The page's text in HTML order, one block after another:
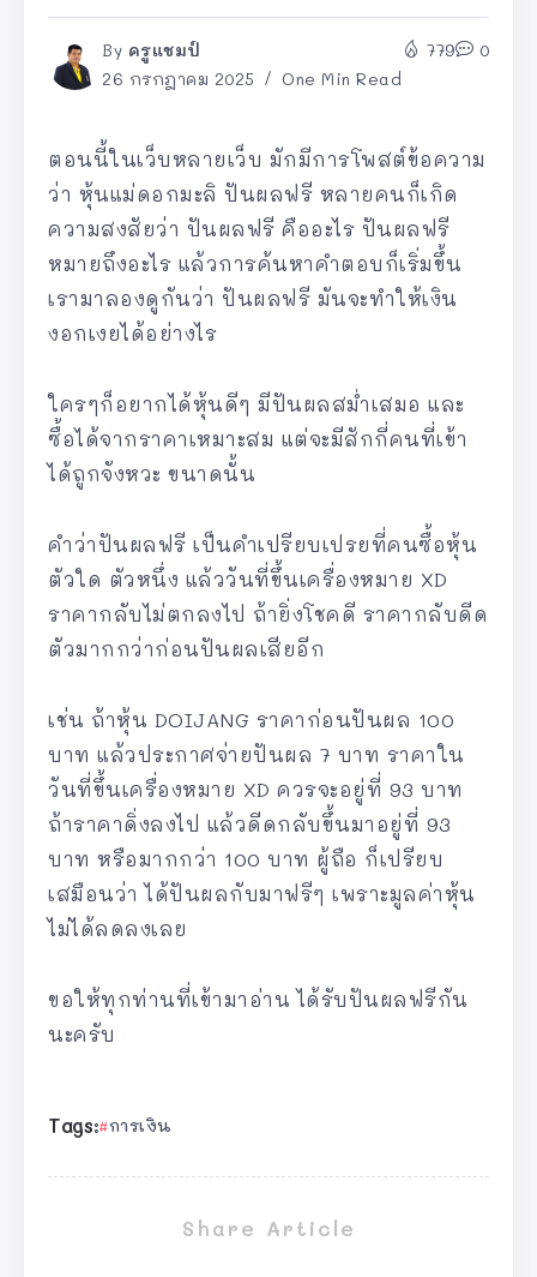
By ครูแชมป์
26 กรกฎาคม 2025
One Min Read
779 0
ตอนนี้ในเว็บหลายเว็บ มักมีการโพสต์ข้อความ
ว่า หุ้นแม่ดอกมะลิ ปันผลฟรี หลายคนก็เกิด
ความสงสัยว่า ปันผลฟรี คืออะไร ปันผลฟรี
หมายถึงอะไร แล้วการค้นหาคำตอบก็เริ่มขึ้น
เรามาลองดูกันว่า ปันผลฟรี มันจะทำให้เงิน
งอกเงยได้อย่างไร
ใครๆก็อยากได้หุ้นดีๆ มีปันผลสม่ำเสมอ และ
ซื้อได้จากราคาเหมาะสม แต่จะมีสักกี่คนที่เข้า
ได้ถูกจังหวะ ขนาดนั้น
คำว่าปันผลฟรี เป็นคำเปรียบเปรยที่คนซื้อหุ้น
ตัวใด ตัวหนึ่ง แล้ววันที่ขึ้นเครื่องหมาย XD
ราคากลับไม่ตกลงไป ถ้ายิ่งโชคดี ราคากลับดีด
ตัวมากกว่าก่อนปันผลเสียอีก
เช่น ถ้าหุ้น DOIJANG ราคาก่อนปันผล 100
บาท แล้วประกาศจ่ายปันผล 7 บาท ราคาใน
วันที่ขึ้นเครื่องหมาย XD ควรจะอยู่ที่ 93 บาท
ถ้าราคาดิ่งลงไป แล้วดีดกลับขึ้นมาอยู่ที่ 93
บาท หรือมากกว่า 100 บาท ผู้ถือ ก็เปรียบ
เสมือนว่า ได้ปันผลกับมาฟรีๆ เพราะมูลค่าหุ้น
ไม่ได้ลดลงเลย
ขอให้ทุกท่านที่เข้ามาอ่าน ได้รับปันผลฟรีกัน
นะครับ
Tags: การเงิน
Share Article